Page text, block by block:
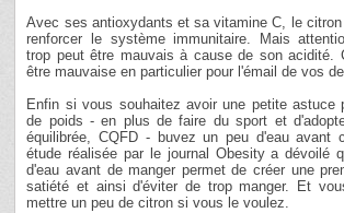
Avec ses antioxydants et sa vitamine C, le
renforcer le système immunitaire. Mais
trop peut être mauvais à cause de son acidité.
être mauvaise en particulier pour l'émail de vos
Enfin si vous souhaitez avoir une petite astuce
de poids - en plus de faire du sport et
équilibrée, CQFD - buvez un peu d'eau avant
étude réalisée par le journal Obesity a dévoilé
d'eau avant de manger permet de créer une
satiété et ainsi d'éviter de trop manger. Et
mettre un peu de citron si vous le voulez.